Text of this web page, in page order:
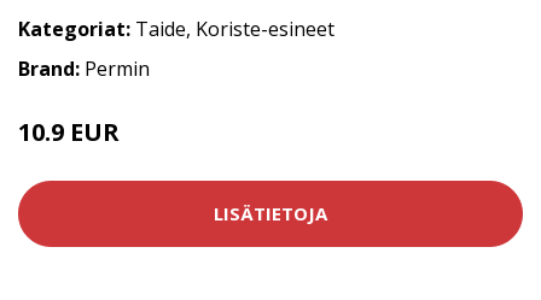
Kategoriat: Taide, Koriste-esineet
Brand: Permin
10.9 EUR
LISÄTIETOJA